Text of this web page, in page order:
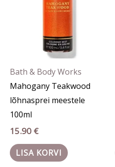
Bath & Body Works
Mahogany Teakwood
lõhnasprei meestele
100ml
15.90 €
LISA KORVI